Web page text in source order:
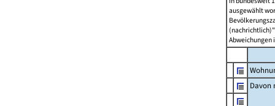
ausgewählt
Abweichungen
Davon